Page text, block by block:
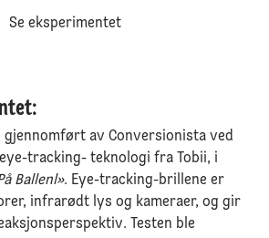
Se eksperimentet
gjennomført av Conversionista ved
tracking- teknologi fra Tobii, i
Ballenl». Eye-tracking-brillene er
infrarødt lys og kameraer, og gir
Testen ble